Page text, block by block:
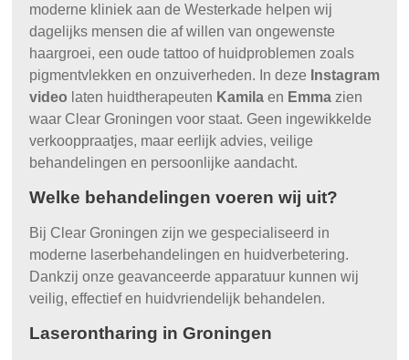
moderne kliniek aan de Westerkade helpen wij
dagelijks mensen die af willen van ongewenste
haargroei, een oude tattoo of huidproblemen zoals
pigmentvlekken en onzuiverheden. In deze Instagram
video laten huidtherapeuten Kamilaen Emmazien
waar Clear Groningen voor staat. Geen ingewikkelde
verkooppraatjes, maar eerlijk advies, veilige
behandelingen en persoonlijke aandacht.
Welke behandelingen voeren wij uit?
Bij Clear Groningen zijn we gespecialiseerd in
moderne laserbehandelingen en huidverbetering.
Dankzij onze geavanceerde apparatuur kunnen wij
veilig, effectief en huidvriendelijk behandelen.
Laserontharing in Groningen